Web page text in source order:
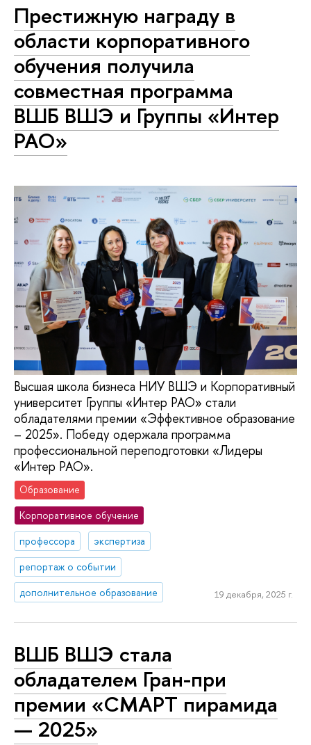
Престижную награду в
области корпоративного
обучения получила
совместная программа
ВШБ ВШЭ и Группы «Интер
РАО»
Высшая школа бизнеса НИУ ВШЭ и Корпоративный
университет Группы «Интер РАО» стали
обладателями премии «Эффективное образование
– 2025». Победу одержала программа
профессиональной переподготовки «Лидеры
«Интер РАО».
Образование
Корпоративное обучение
профессора
экспертиза
репортаж о событии
дополнительное образование
19 декабря, 2025 г.
ВШБ ВШЭ стала
обладателем Гран-при
премии «СМАРТ пирамида
— 2025»